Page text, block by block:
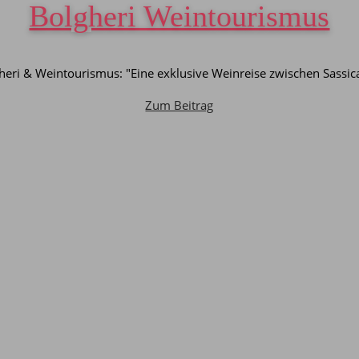
Bolgheri Weintourismus
& Weintourismus: "Eine exklusive Weinreise zwischen
Zum Beitrag